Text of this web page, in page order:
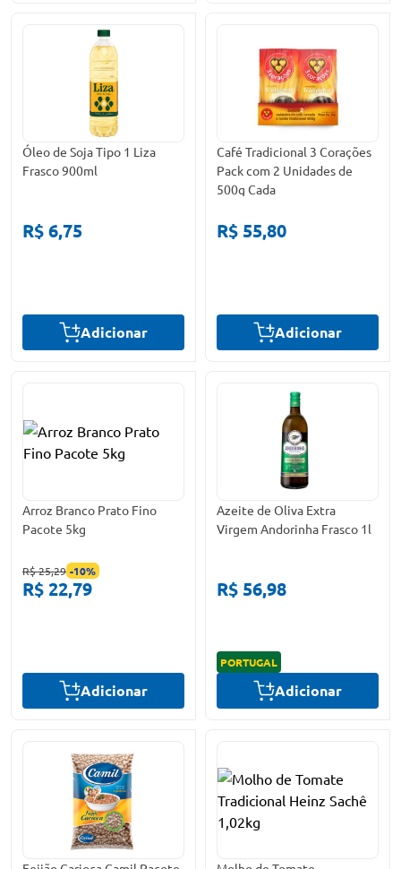
Óleo de Soja Tipo 1 Liza
Frasco 900ml
R$ 6,75
Adicionar
Café Tradicional 3 Corações
Pack com 2 Unidades de
500g Cada
R$ 55,80
Adicionar
Arroz Branco Prato Fino
Pacote 5kg
R$ 25,29 -10%
R$ 22,79
Adicionar
Azeite de Oliva Extra
Virgem Andorinha Frasco 1l
R$ 56,98
PORTUGAL
Adicionar